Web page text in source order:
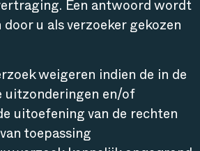
Een antwoord wordt
u als verzoeker gekozen
weigeren indien de in de
uitzonderingen en/of
uitoefening van de rechten
toepassing